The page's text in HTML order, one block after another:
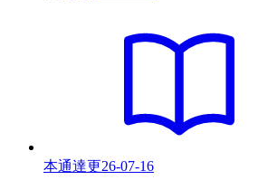
本通達更26-07-16